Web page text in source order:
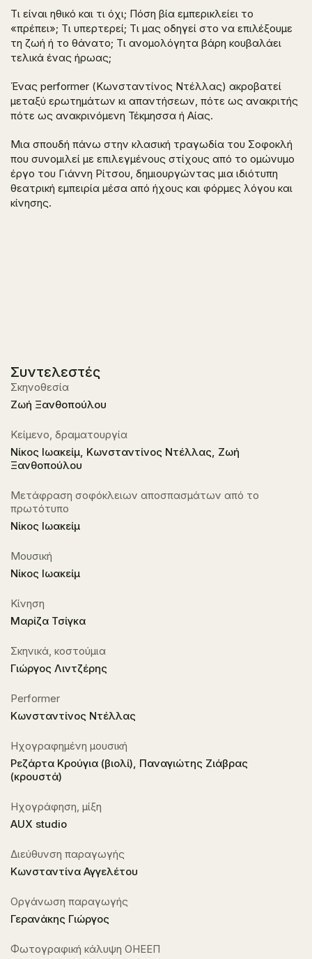
Τι είναι ηθικό και τι όχι; Πόση βία εμπερικλείει το
«πρέπει»; Τι υπερτερεί; Τι μας οδηγεί στο να επιλέξουμε
τη ζωή ή το θάνατο; Τι ανομολόγητα βάρη κουβαλάει
τελικά ένας ήρωας;
Ένας performer (Κωνσταντίνος Ντέλλας) ακροβατεί
μεταξύ ερωτημάτων κι απαντήσεων, πότε ως ανακριτής
πότε ως ανακρινόμενη Τέκμησσα ή Αίας.
Μια σπουδή πάνω στην κλασική τραγωδία του Σοφοκλή
που συνομιλεί με επιλεγμένους στίχους από το ομώνυμο
έργο του Γιάννη Ρίτσου, δημιουργώντας μια ιδιότυπη
θεατρική εμπειρία μέσα από ήχους και φόρμες λόγου και
κίνησης.
Συντελεστές
Σκηνοθεσία
Ζωή Ξανθοπούλου
Κείμενο, δραματουργία
Νίκος Ιωακείμ, Κωνσταντίνος Ντέλλας, Ζωή
Ξανθοπούλου
Μετάφραση σοφόκλειων αποσπασμάτων από το
πρωτότυπο
Νίκος Ιωακείμ
Μουσική
Νίκος Ιωακείμ
Κίνηση
Μαρίζα Τσίγκα
Σκηνικά, κοστούμια
Γιώργος Λιντζέρης
Performer
Κωνσταντίνος Ντέλλας
Ηχογραφημένη μουσική
Ρεζάρτα Κρούγια (βιολί), Παναγιώτης Ζιάβρας
(κρουστά)
Ηχογράφηση, μίξη
AUX studio
Διεύθυνση παραγωγής
Κωνσταντίνα Αγγελέτου
Οργάνωση παραγωγής
Γερανάκης Γιώργος
Φωτογραφική κάλυψη ΟΗΕΕΠ